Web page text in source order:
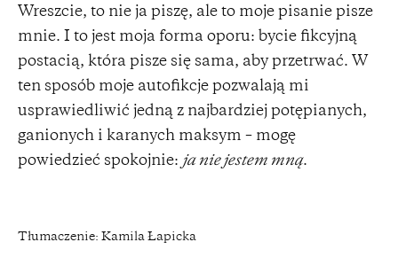
Wreszcie, to nie ja piszę, ale to moje pisanie pisze
mnie. I to jest moja forma oporu: bycie fikcyjną
postacią, która pisze się sama, aby przetrwać. W
ten sposób moje autofikcje pozwalają mi
usprawiedliwić jedną z najbardziej potępianych,
ganionych i karanych maksym – mogę
powiedzieć spokojnie: ja nie jestem mną.
Tłumaczenie: Kamila Łapicka